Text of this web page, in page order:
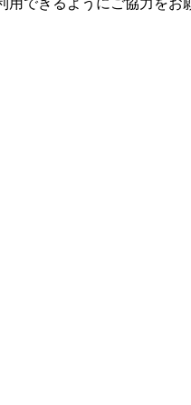
用できるようにご協力をお